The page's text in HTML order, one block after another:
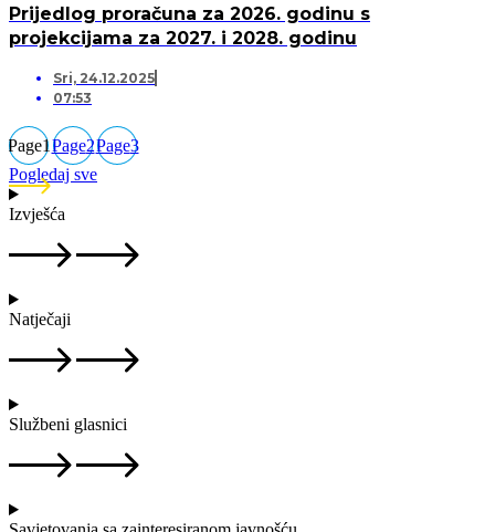
Prijedlog proračuna za 2026. godinu s
projekcijama za 2027. i 2028. godinu
Sri, 24.12.2025
07:53
Page1Page2Page3
Pogledaj sve
Izvješća
Natječaji
Službeni glasnici